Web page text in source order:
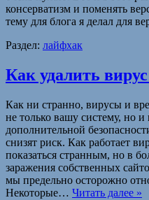
консерватизм и поменять
тему для блога я делал для
Раздел: лайфхак
Как удалить
Как ни странно, вирусы и
не только вашу систему, но
дополнительной
снизят риск. Как работает
показаться странным, но в
заражения собственных
мы предельно осторожно
Некоторые… Читать далее »